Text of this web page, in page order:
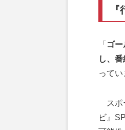
「 ゴ
し、
ってい
スポ
ビ』